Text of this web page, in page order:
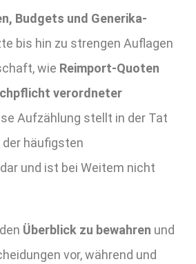
Budgets und Generika-
bis hin zu strengen Auflagen
wie Reimport-Quoten
verordneter
Aufzählung stellt in der Tat
häufigsten
und ist bei Weitem nicht
Überblick zu bewahren und
vor, während und